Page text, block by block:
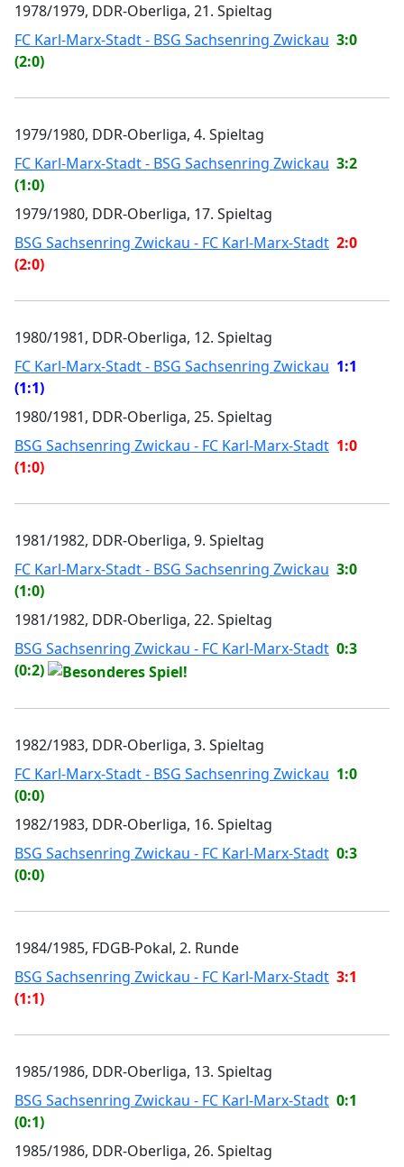
1978/1979, DDR-Oberliga, 21. Spieltag
FC Karl-Marx-Stadt - BSG Sachsenring Zwickau 3:0
(2:0)
1979/1980, DDR-Oberliga, 4. Spieltag
FC Karl-Marx-Stadt - BSG Sachsenring Zwickau 3:2
(1:0)
1979/1980, DDR-Oberliga, 17. Spieltag
BSG Sachsenring Zwickau - FC Karl-Marx-Stadt 2:0
(2:0)
1980/1981, DDR-Oberliga, 12. Spieltag
FC Karl-Marx-Stadt - BSG Sachsenring Zwickau 1:1
(1:1)
1980/1981, DDR-Oberliga, 25. Spieltag
BSG Sachsenring Zwickau - FC Karl-Marx-Stadt 1:0
(1:0)
1981/1982, DDR-Oberliga, 9. Spieltag
FC Karl-Marx-Stadt - BSG Sachsenring Zwickau 3:0
(1:0)
1981/1982, DDR-Oberliga, 22. Spieltag
BSG Sachsenring Zwickau - FC Karl-Marx-Stadt 0:3
(0:2)
1982/1983, DDR-Oberliga, 3. Spieltag
FC Karl-Marx-Stadt - BSG Sachsenring Zwickau 1:0
(0:0)
1982/1983, DDR-Oberliga, 16. Spieltag
BSG Sachsenring Zwickau - FC Karl-Marx-Stadt 0:3
(0:0)
1984/1985, FDGB-Pokal, 2. Runde
BSG Sachsenring Zwickau - FC Karl-Marx-Stadt 3:1
(1:1)
1985/1986, DDR-Oberliga, 13. Spieltag
BSG Sachsenring Zwickau - FC Karl-Marx-Stadt 0:1
(0:1)
1985/1986, DDR-Oberliga, 26. Spieltag